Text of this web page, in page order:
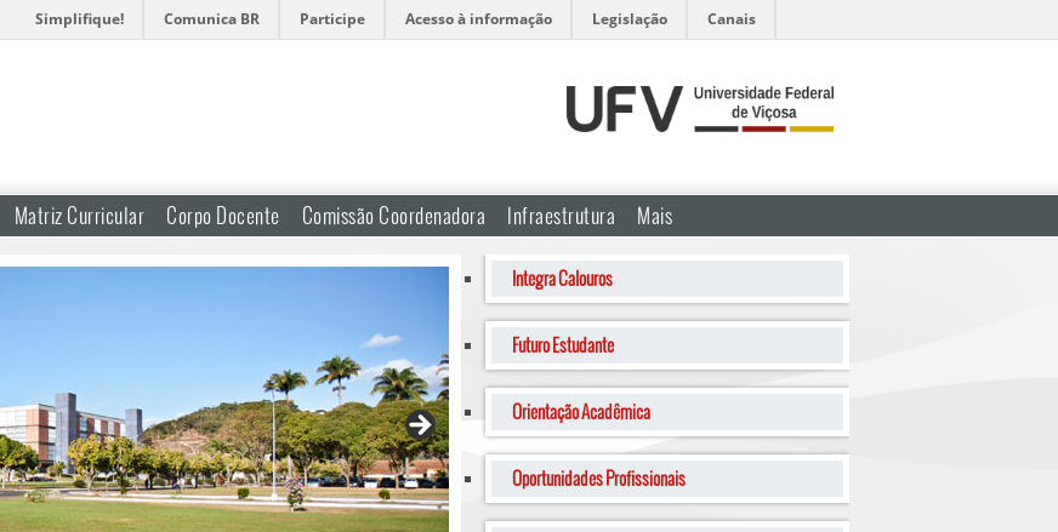
Simplifique! Comunica BR Participe Acesso à informação Legislação Canais
Matriz Curricular Corpo Docente Comissão Coordenadora Infraestrutura Mais
Integra Calouros
Futuro Estudante
Orientação Acadêmica
Oportunidades Profissionais